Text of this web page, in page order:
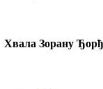
Хвала Зорану